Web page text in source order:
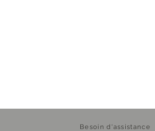
Besoin d'assistance